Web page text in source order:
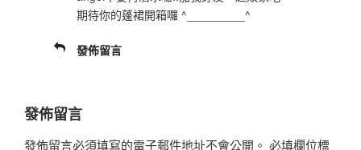
期待你的蓬裙開箱囉 ^_________^
發佈留言
發佈留言
發佈留言必須填寫的電子郵件地址不會公開。 必填欄位標